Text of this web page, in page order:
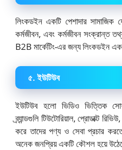
লিংকডইন একটি পেশাদার সামাজিক
কর্মজীবন, এবং কর্মজীবন সংক্রান্ত
B2B মার্কেটিং-এর জন্য লিংকডইন
৫. ইউটিউব
ইউটিউব হলো ভিডিও ভিত্তিক
ব্র্যান্ডগুলি টিউটোরিয়াল, প্রোডাক্ট
করে তাদের পণ্য ও সেবা প্রচার করতে
অনেক জনপ্রিয় একটি কৌশল হয়ে